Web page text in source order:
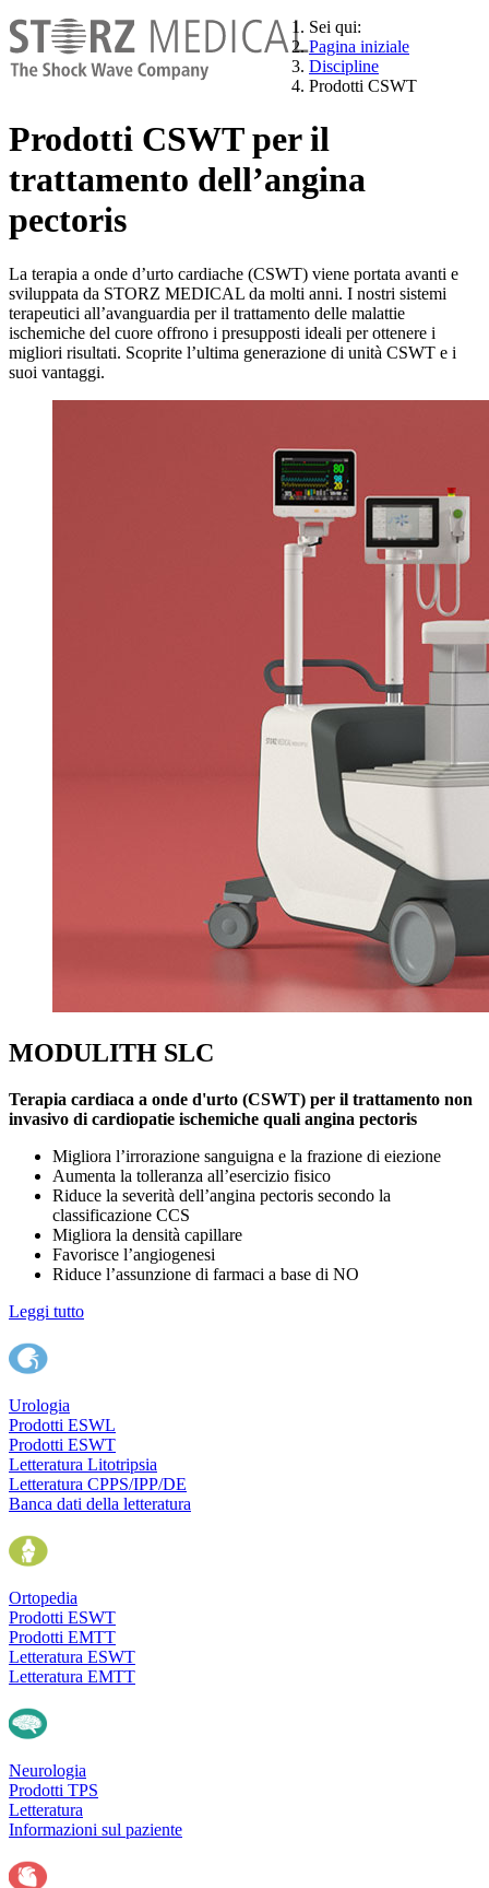
Sei qui:
Pagina iniziale
Discipline
Prodotti CSWT
Prodotti CSWT per il
trattamento dell’angina
pectoris
La terapia a onde d’urto cardiache (CSWT) viene portata avanti e
sviluppata da STORZ MEDICAL da molti anni. I nostri sistemi
terapeutici all’avanguardia per il trattamento delle malattie
ischemiche del cuore offrono i presupposti ideali per ottenere i
migliori risultati. Scoprite l’ultima generazione di unità CSWT e i
suoi vantaggi.
MODULITH SLC
Terapia cardiaca a onde d'urto (CSWT) per il trattamento non
invasivo di cardiopatie ischemiche quali angina pectoris
Migliora l’irrorazione sanguigna e la frazione di eiezione
Aumenta la tolleranza all’esercizio fisico
Riduce la severità dell’angina pectoris secondo la
classificazione CCS
Migliora la densità capillare
Favorisce l’angiogenesi
Riduce l’assunzione di farmaci a base di NO
Leggi tutto
Urologia
Prodotti ESWL
Prodotti ESWT
Letteratura Litotripsia
Letteratura CPPS/IPP/DE
Banca dati della letteratura
Ortopedia
Prodotti ESWT
Prodotti EMTT
Letteratura ESWT
Letteratura EMTT
Neurologia
Prodotti TPS
Letteratura
Informazioni sul paziente